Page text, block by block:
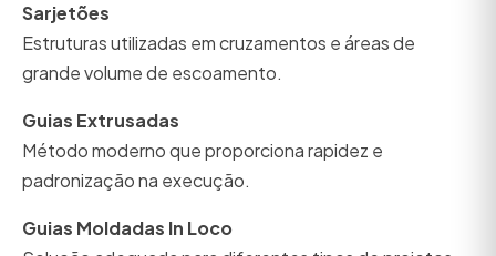
Sarjetões
Estruturas utilizadas em cruzamentos e áreas de
grande volume de escoamento.
Guias Extrusadas
Método moderno que proporciona rapidez e
padronização na execução.
Guias Moldadas In Loco